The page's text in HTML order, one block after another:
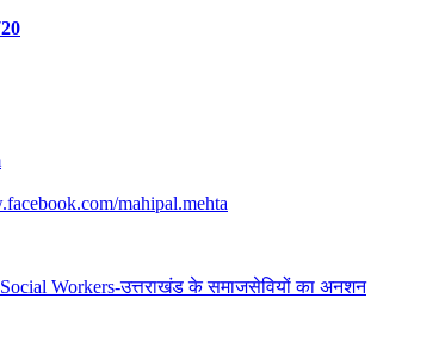
mahipal.mehta
Workers-उत्तराखंड के समाजसेवियों का अनशन